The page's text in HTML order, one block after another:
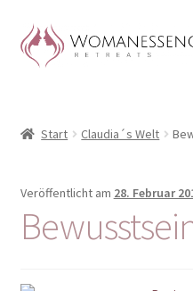
Zur
Navigation
Zum
Inhalt
Blog
Shop / Retreats im Allgäu
CLAUDIA TAVERNA
Woman-Circle
Start Claudia´s Welt
Veröffentlicht am 28. Februar